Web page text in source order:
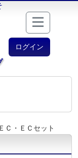
ログイン
・ＥＣセット